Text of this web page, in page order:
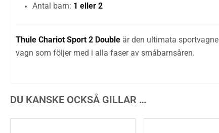
Antal barn: 1 eller 2
Thule Chariot Sport 2 Double är den ultimata
vagn som följer med i alla faser av småbarnsåren.
DU KANSKE OCKSÅ GILLAR …